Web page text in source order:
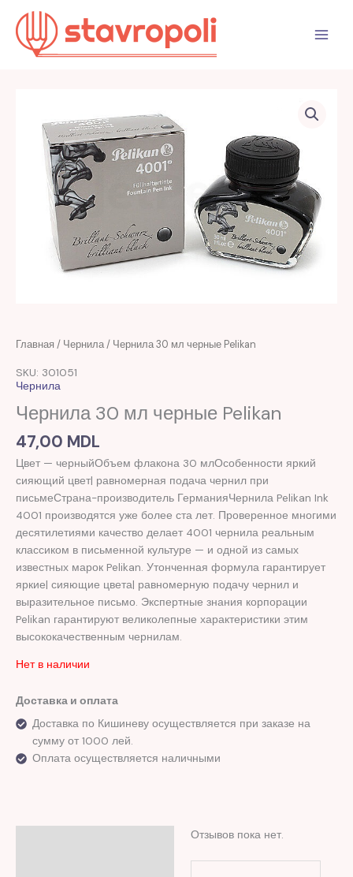
Перейти
содержимому
Главная / Чернила/ Чернила 30 мл черные Pelikan
SKU: 301051
Чернила
Чернила 30 мл черные Pelikan
47,00 MDL
Цвет — черныйОбъем флакона 30 млОсобенности яркий
сияющий цвет| равномерная подача чернил при
письмеСтрана-производитель ГерманияЧернила Pelikan Ink
4001 производятся уже более ста лет. Проверенное многими
десятилетиями качество делает 4001 чернила реальным
классиком в письменной культуре — и одной из самых
известных марок Pelikan. Утонченная формула гарантирует
яркие| сияющие цвета| равномерную подачу чернил и
выразительное письмо. Экспертные знания корпорации
Pelikan гарантируют великолепные характеристики этим
высококачественным чернилам.
Нет в наличии
Доставка и оплата
Доставка по Кишиневу осуществляется при заказе на
сумму от 1000 лей.
Оплата осуществляется наличными
Отзывов пока нет.